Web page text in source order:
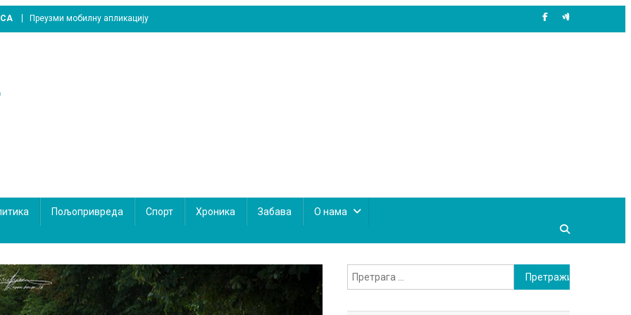
Преузми мобилну апликацију
Пољопривреда Спорт Хроника Забава О нама
Претрага
за: